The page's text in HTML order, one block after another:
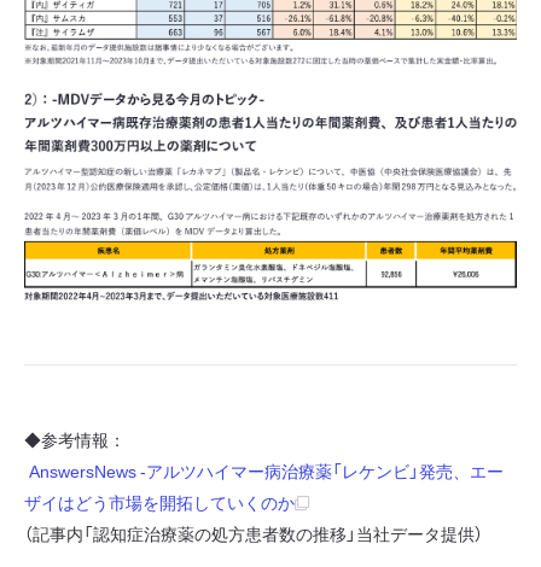
◆参考情報：
AnswersNews -アルツハイマー病治療薬「レケンビ」発売、エー
ザイはどう市場を開拓していくのか
（記事内「認知症治療薬の処方患者数の推移」当社データ提供）